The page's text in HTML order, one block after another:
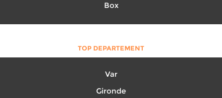
Box
TOP DEPARTEMENT
Var
Gironde